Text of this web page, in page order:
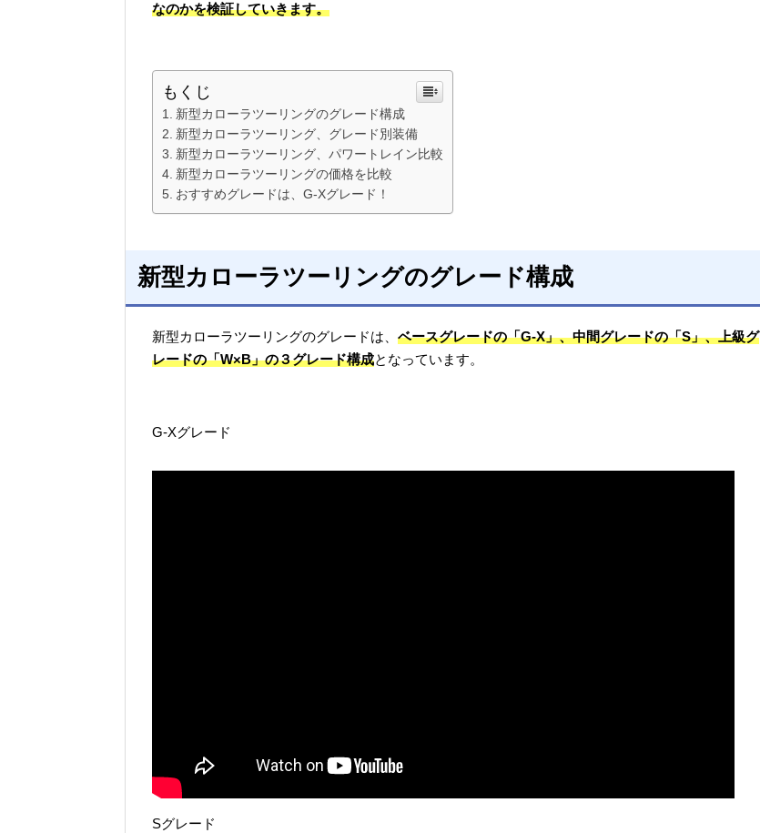
なのかを検証していきます。
もくじ
新型カローラツーリングのグレード構成
新型カローラツーリング、グレード別装備
新型カローラツーリング、パワートレイン比較
新型カローラツーリングの価格を比較
おすすめグレードは、G-Xグレード！
新型カローラツーリングのグレード構成
新型カローラツーリングのグレードは、 ベースグレードの「G-X」、中間グレードの「S」、上級グ
レードの「W×B」の３グレード構成となっています。
G-Xグレード
Sグレード